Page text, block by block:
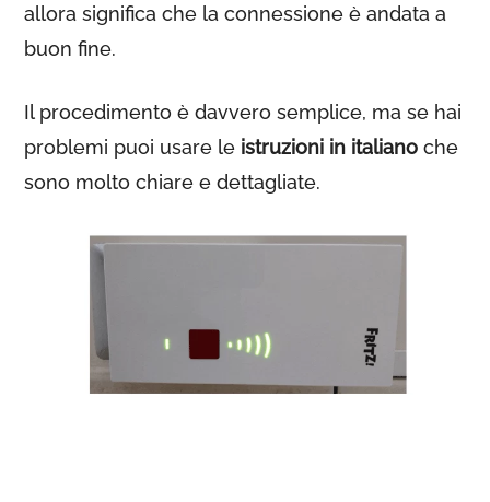
allora significa che la connessione è andata a
buon fine.
Il procedimento è davvero semplice, ma se hai
problemi puoi usare le istruzioni in italiano che
sono molto chiare e dettagliate.